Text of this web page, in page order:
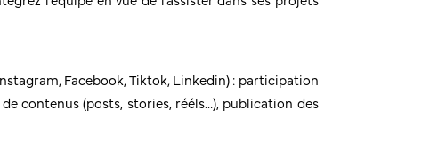
Facebook, Tiktok, Linkedin) : participation
contenus (posts, stories, rééls…), publication des